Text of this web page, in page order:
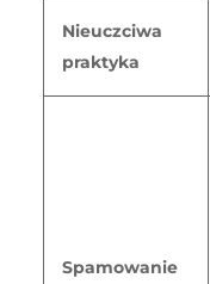
Nieuczciwa
praktyka
Spamowanie